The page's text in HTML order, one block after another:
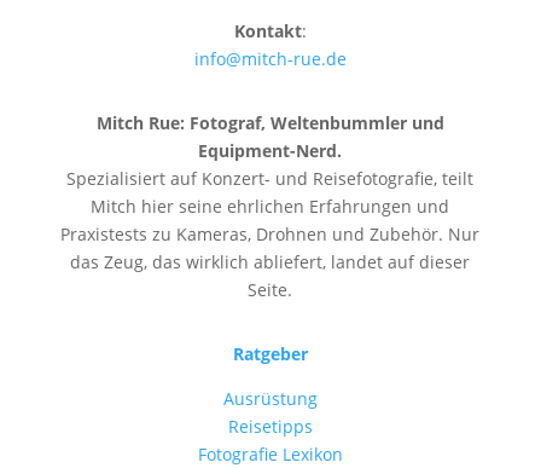
Kontakt:
info@mitch-rue.de
Mitch Rue: Fotograf, Weltenbummler und
Equipment-Nerd.
Spezialisiert auf Konzert- und Reisefotografie, teilt
Mitch hier seine ehrlichen Erfahrungen und
Praxistests zu Kameras, Drohnen und Zubehör. Nur
das Zeug, das wirklich abliefert, landet auf dieser
Seite.
Ratgeber
Ausrüstung
Reisetipps
Fotografie Lexikon